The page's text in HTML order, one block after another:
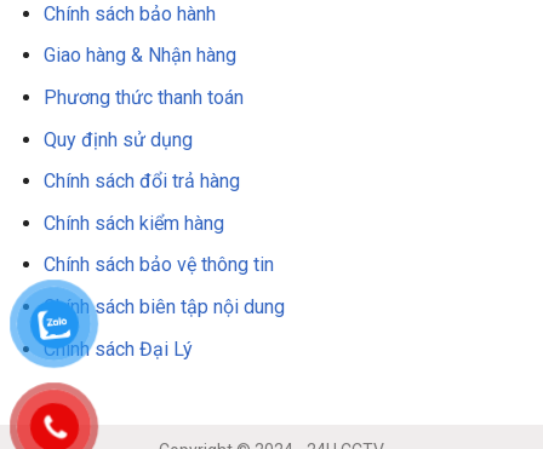
Chính sách bảo hành
Giao hàng & Nhận hàng
Phương thức thanh toán
Quy định sử dụng
Chính sách đổi trả hàng
Chính sách kiểm hàng
Chính sách bảo vệ thông tin
Chính sách biên tập nội dung
Chính sách Đại Lý